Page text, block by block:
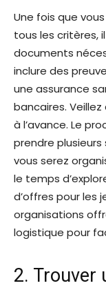
Une fois que
tous les critères,
documents
inclure des
une assurance
bancaires.
à l’avance. Le
prendre plusieurs
vous serez
le temps
d’offres pour les
organisations
logistique pour
2. Trouver